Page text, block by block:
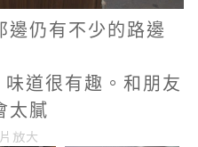
邊仍有不少的路邊
道很有趣。和朋友
太膩
放大